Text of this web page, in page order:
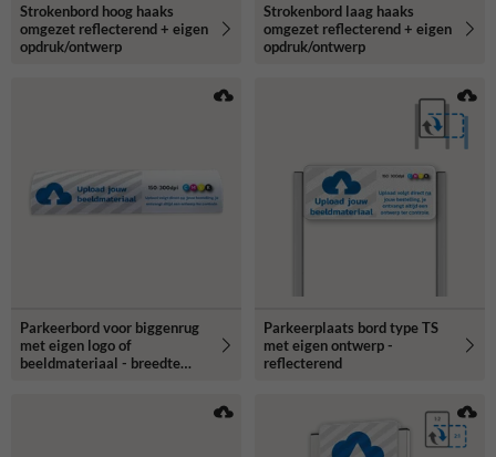
Strokenbord hoog haaks
omgezet reflecterend + eigen
opdruk/ontwerp
Strokenbord laag haaks
omgezet reflecterend + eigen
opdruk/ontwerp
Parkeerbord voor biggenrug
met eigen logo of
beeldmateriaal - breedte
Parkeerplaats bord type TS
met eigen ontwerp -
reflecterend